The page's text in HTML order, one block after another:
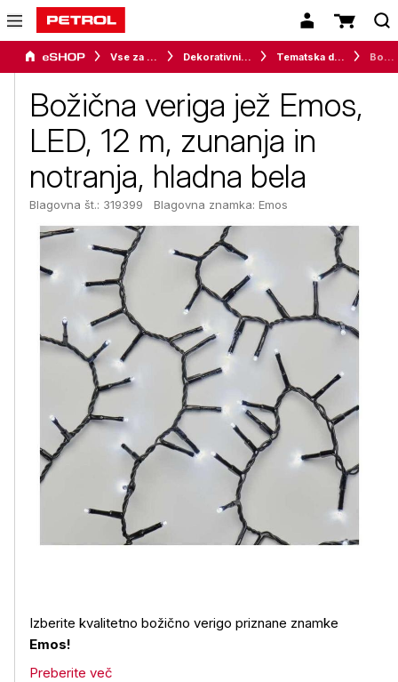
Vse za dom Dekorativni program Tematska dekoracija
Božična veriga jež Emos,
LED, 12 m, zunanja in
notranja, hladna bela
Blagovna št.: 319399 Blagovna znamka: Emos
Izberite kvalitetno božično verigo priznane znamke
Emos!
Preberite več